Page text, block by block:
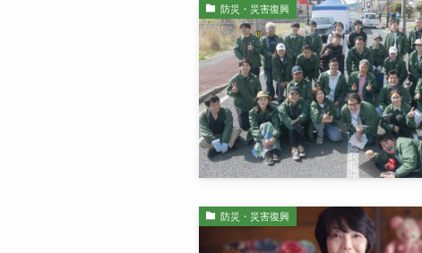
防災・災害復興
防災・災害復興